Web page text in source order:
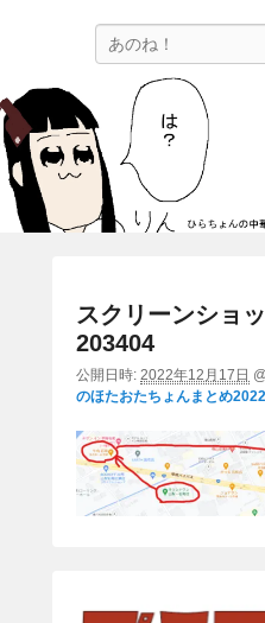
ひらちょんの
ほたがページ上部にある検索
スクリーンショ
203404
公開日時: 2022年12月17日 @
のほたおたちょんまとめ